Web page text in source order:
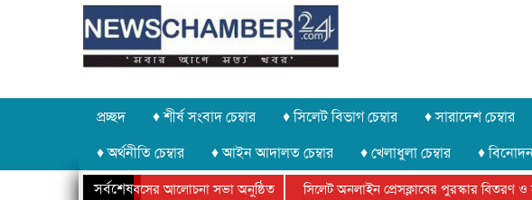
প্রচ্ছদ ♦ শীর্ষ সংবাদ চেম্বার ♦ সিলেট বিভাগ চেম্বার ♦ সারাদেশ চেম্বার
♦ অর্থনীতি চেম্বার
♦ আইন আদালত চেম্বার ♦ খেলাধুলা চেম্বার ♦
সর্বশেষ
উদ্যোগে গণঅভ্যুত্থান দিবসের আলোচনা সভা অনুষ্ঠিত সিলেট অনলাইন প্রেসক্লাবের পুরস্কার বিতরণ ও